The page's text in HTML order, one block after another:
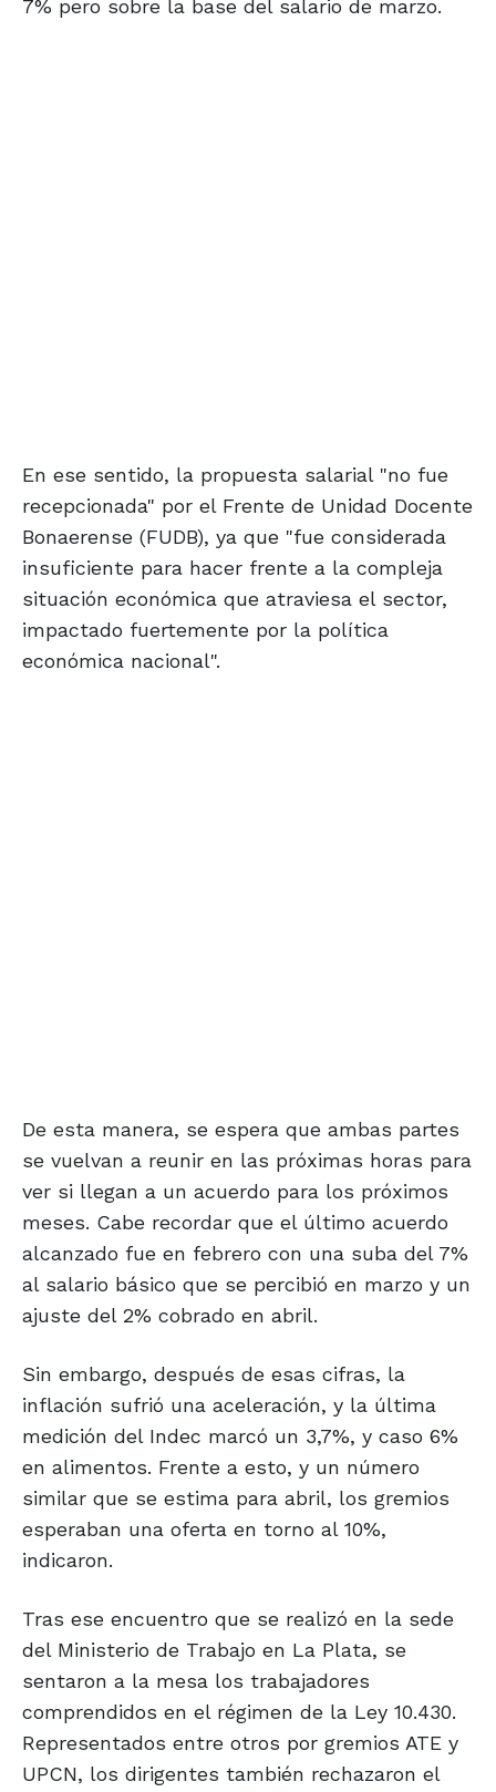
7% pero sobre la base del salario de marzo.
En ese sentido, la propuesta salarial "no fue
recepcionada" por el Frente de Unidad Docente
Bonaerense (FUDB), ya que "fue considerada
insuficiente para hacer frente a la compleja
situación económica que atraviesa el sector,
impactado fuertemente por la política
económica nacional".
De esta manera, se espera que ambas partes
se vuelvan a reunir en las próximas horas para
ver si llegan a un acuerdo para los próximos
meses. Cabe recordar que el último acuerdo
alcanzado fue en febrero con una suba del 7%
al salario básico que se percibió en marzo y un
ajuste del 2% cobrado en abril.
Sin embargo, después de esas cifras, la
inflación sufrió una aceleración, y la última
medición del Indec marcó un 3,7%, y caso 6%
en alimentos. Frente a esto, y un número
similar que se estima para abril, los gremios
esperaban una oferta en torno al 10%,
indicaron.
Tras ese encuentro que se realizó en la sede
del Ministerio de Trabajo en La Plata, se
sentaron a la mesa los trabajadores
comprendidos en el régimen de la Ley 10.430.
Representados entre otros por gremios ATE y
UPCN, los dirigentes también rechazaron el